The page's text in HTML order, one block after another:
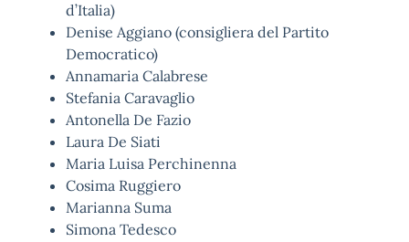
d’Italia)
Denise Aggiano (consigliera del Partito
Democratico)
Annamaria Calabrese
Stefania Caravaglio
Antonella De Fazio
Laura De Siati
Maria Luisa Perchinenna
Cosima Ruggiero
Marianna Suma
Simona Tedesco